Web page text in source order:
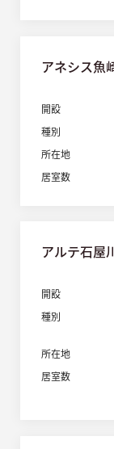
アネシス魚
開設
種別
所在地
居室数
アルテ石屋
開設
種別
所在地
居室数